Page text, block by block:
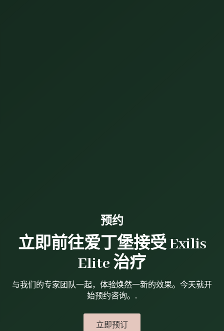
预约
立即前往爱丁堡接受 Exilis
Elite 治疗
与我们的专家团队一起，体验焕然一新的效果。今天就开
始预约咨询。.
立即预订